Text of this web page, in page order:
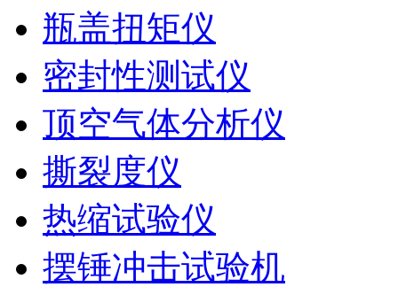
瓶盖扭矩仪
密封性测试仪
顶空气体分析仪
撕裂度仪
热缩试验仪
摆锤冲击试验机